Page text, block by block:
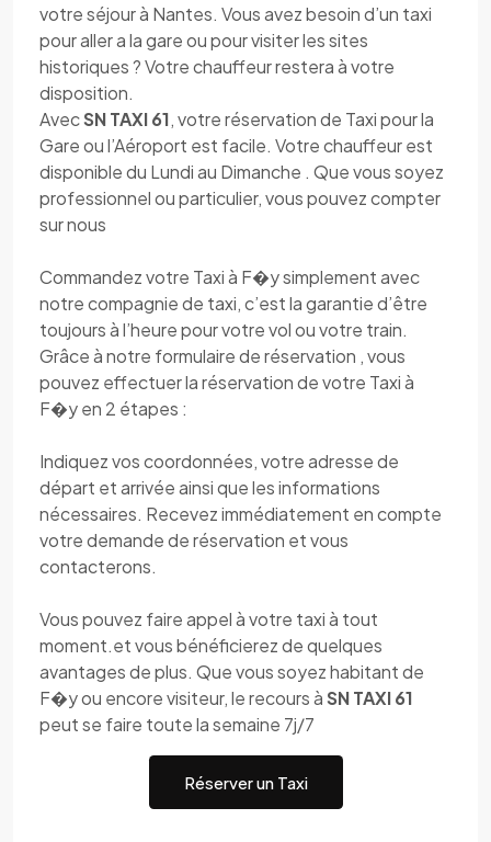
votre séjour à Nantes. Vous avez besoin d’un taxi
pour aller a la gare ou pour visiter les sites
historiques ? Votre chauffeur restera à votre
disposition.
AvecSN TAXI 61, votre réservation de Taxi pour la
Gare ou l’Aéroport est facile. Votre chauffeur est
disponible du Lundi au Dimanche . Que vous soyez
professionnel ou particulier, vous pouvez compter
sur nous
Commandez votre Taxi à F�y simplement avec
notre compagnie de taxi, c’est la garantie d’être
toujours à l’heure pour votre vol ou votre train.
Grâce à notre formulaire de réservation , vous
pouvez effectuer la réservation de votre Taxi à
F�y en 2 étapes :
Indiquez vos coordonnées, votre adresse de
départ et arrivée ainsi que les informations
nécessaires. Recevez immédiatement en compte
votre demande de réservation et vous
contacterons.
Vous pouvez faire appel à votre taxi à tout
moment.et vous bénéficierez de quelques
avantages de plus. Que vous soyez habitant de
F�y ou encore visiteur, le recours àSN TAXI 61
peut se faire toute la semaine 7j/7
Réserver un Taxi